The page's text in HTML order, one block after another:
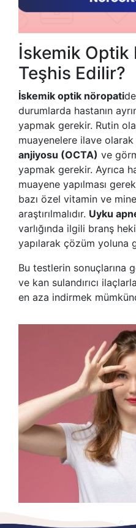
İskemik Optik
Teşhis Edilir?
İskemik optik nöropati
durumlarda hastanın
yapmak gerekir. Rutin
muayenelere ilave olarak
anjiyosu (OCTA) ve
yapmak gerekir. Ayrıca
muayene yapılması
bazı özel vitamin ve
araştırılmalıdır. Uyku
varlığında ilgili branş
yapılarak çözüm yoluna
Bu testlerin sonuçlarına
ve kan sulandırıcı
en aza indirmek